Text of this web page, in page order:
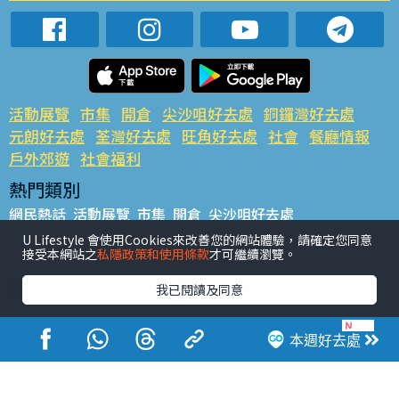
本週好去處
活動展覽 市集 開倉 尖沙咀好去處 銅鑼灣好去處
元朗好去處 荃灣好去處 旺角好去處 社會 餐廳情報
戶外郊遊 社會福利
熱門類別
網民熱話 活動展覽 市集 開倉 尖沙咀好去處
銅鑼灣好去處 元朗好去處 荃灣好去處 旺角好去處 社會
餐廳情報 戶外郊遊
熱門標籤
#UGO搵好去處 #人氣活動推介 #美食社群熱話
#親子玩樂好去處
#ULifestyle應用程式
#限時搶
#UJetso禮物放送
#ULifestyle商戶中心 #著數 #網絡熱話
U Lifestyle 會使用Cookies來改善您的網站體驗，請確定您同意
接受本網站之私隱政策和使用條款才可繼續瀏覽。
我已閱讀及同意